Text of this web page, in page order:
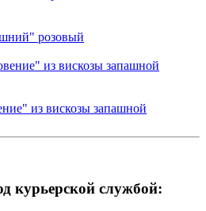
розовый
из вискозы запашной
курьерской службой: